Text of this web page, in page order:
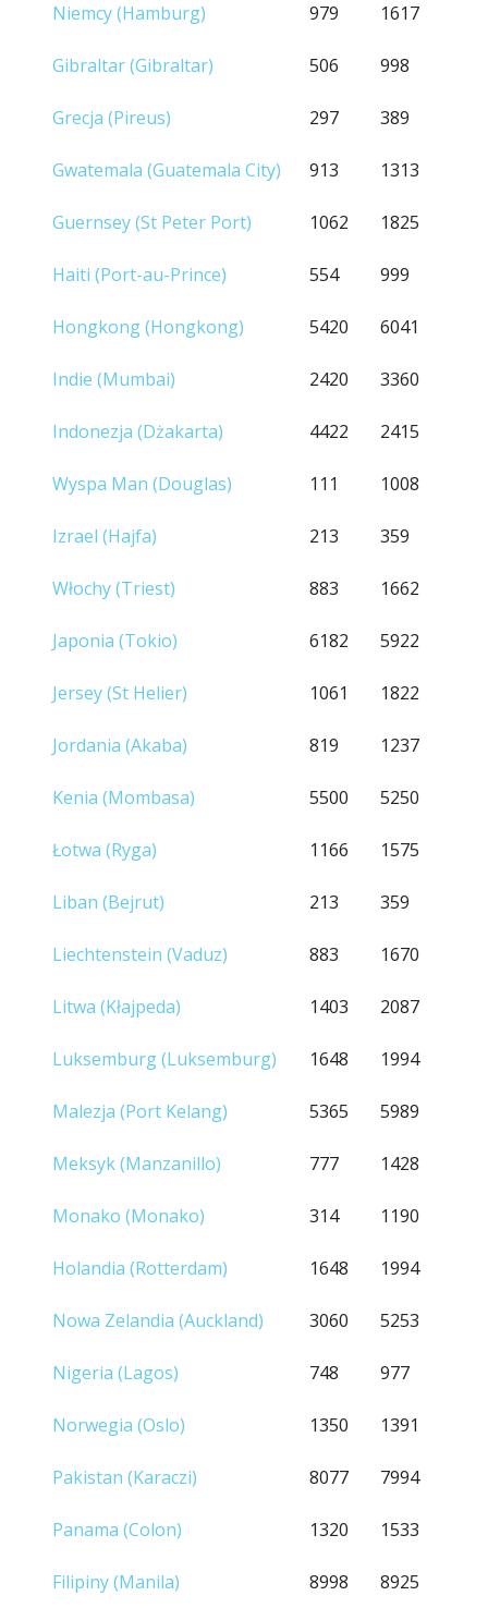
Niemcy (Hamburg) 979 1617
Gibraltar (Gibraltar) 506 998
Grecja (Pireus) 297 389
Gwatemala (Guatemala City) 913 1313
Guernsey (St Peter Port) 1062 1825
Haiti (Port-au-Prince) 554 999
Hongkong (Hongkong) 5420 6041
Indie (Mumbai) 2420 3360
Indonezja (Dżakarta) 4422 2415
Wyspa Man (Douglas) 111 1008
Izrael (Hajfa) 213 359
Włochy (Triest) 883 1662
Japonia (Tokio) 6182 5922
Jersey (St Helier) 1061 1822
Jordania (Akaba) 819 1237
Kenia (Mombasa) 5500 5250
Łotwa (Ryga) 1166 1575
Liban (Bejrut) 213 359
Liechtenstein (Vaduz) 883 1670
Litwa (Kłajpeda) 1403 2087
Luksemburg (Luksemburg) 1648 1994
Malezja (Port Kelang) 5365 5989
Meksyk (Manzanillo) 777 1428
Monako (Monako) 314 1190
Holandia (Rotterdam) 1648 1994
Nowa Zelandia (Auckland) 3060 5253
Nigeria (Lagos) 748 977
Norwegia (Oslo) 1350 1391
Pakistan (Karaczi) 8077 7994
Panama (Colon) 1320 1533
Filipiny (Manila) 8998 8925